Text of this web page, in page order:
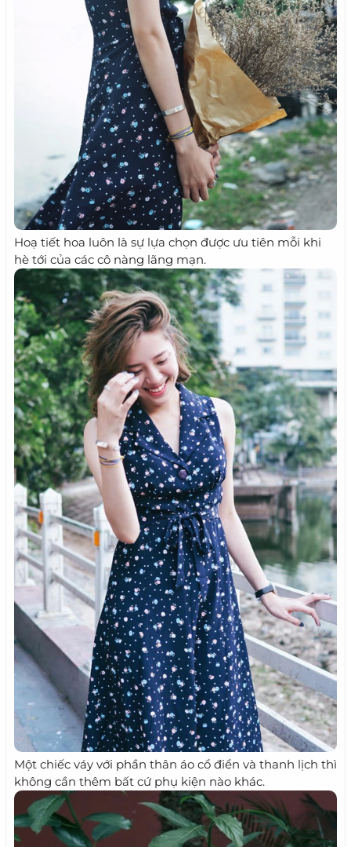
Hoạ tiết hoa luôn là sự lựa chọn được ưu tiên mỗi khi
hè tới của các cô nàng lãng mạn.
Một chiếc váy với phần thân áo cổ điển và thanh lịch thì
không cần thêm bất cứ phụ kiện nào khác.